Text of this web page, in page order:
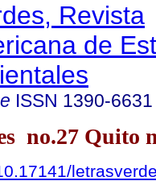
Revista
de
ISSN 1390-6631
no.27 Quito